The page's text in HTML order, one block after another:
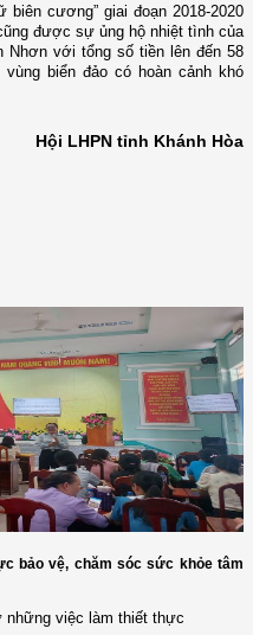
biên cương” giai đoạn 2018-2020
được sự ủng hộ nhiệt tình của
Nhơn với tổng số tiền lên đến 58
biển đảo có hoàn cảnh khó
Hội LHPN tỉnh Khánh Hòa
bảo vệ, chăm sóc sức khỏe tâm
những việc làm thiết thực